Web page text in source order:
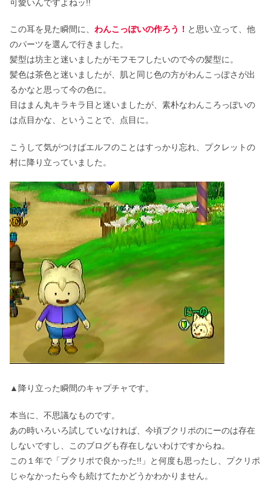
可愛いんですよねッ!!
この耳を見た瞬間に、 わんこっぽいの作ろう！ と思い立って、他
のパーツを選んで行きました。
髪型は坊主と迷いましたがモフモフしたいので今の髪型に。
髪色は茶色と迷いましたが、肌と同じ色の方がわんこっぽさが出
るかなと思って今の色に。
目はまん丸キラキラ目と迷いましたが、素朴なわんころっぽいの
は点目かな、ということで、点目に。
こうして気がつけばエルフのことはすっかり忘れ、プクレットの
村に降り立っていました。
▲降り立った瞬間のキャプチャです。
本当に、不思議なものです。
あの時いろいろ試していなければ、今頃プクリポのにーのは存在
しないですし、このブログも存在しないわけですからね。
この１年で「プクリポで良かった!!」と何度も思ったし、プクリポ
じゃなかったら今も続けてたかどうかわかりません。